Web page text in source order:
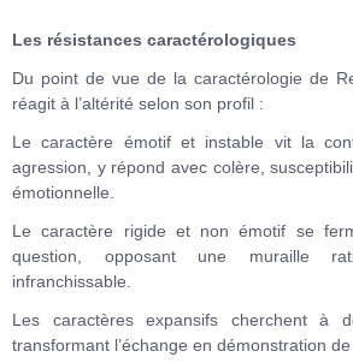
Les résistances caractérologiques
Du point de vue de la caractérologie de
réagit à l’altérité selon son profil :
Le caractère émotif et instable vit la
agression, y répond avec colère,
émotionnelle.
Le caractère rigide et non émotif se
question, opposant une muraille
infranchissable.
Les caractères expansifs cherchent à
transformant l’échange en démonstration de